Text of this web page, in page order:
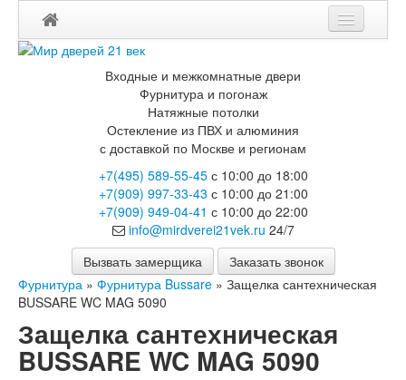
Входные и межкомнатные двери
Фурнитура и погонаж
Натяжные потолки
Остекление из ПВХ и алюминия
с доставкой по Москве и регионам
+7(495) 589-55-45с 10:00 до 18:00
+7(909) 997-33-43 с 10:00 до 21:00
+7(909) 949-04-41 с 10:00 до 22:00
info@mirdverei21vek.ru 24/7
Вызвать замерщика
Заказать звонок
Фурнитура » Фурнитура Bussare » Защелка сантехническая
BUSSARE WC MAG 5090
Защелка сантехническая
BUSSARE WC MAG 5090